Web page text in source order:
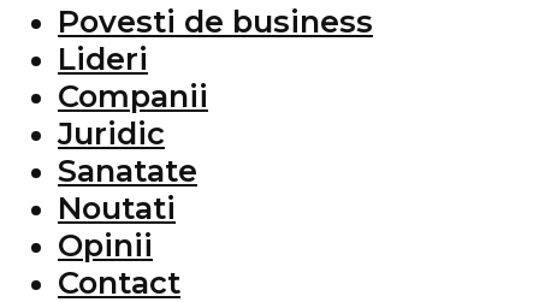
Povesti de business
Lideri
Companii
Juridic
Sanatate
Noutati
Opinii
Contact